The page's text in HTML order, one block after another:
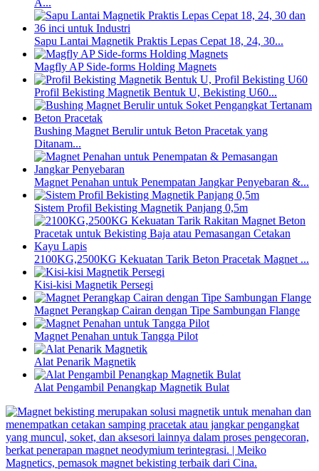
A...
Sapu Lantai Magnetik Praktis Lepas Cepat 18, 24, 30...
Magfly AP Side-forms Holding Magnets
Profil Bekisting Magnetik Bentuk U, Bekisting U60...
Bushing Magnet Berulir untuk Beton Pracetak yang
Ditanam...
Magnet Penahan untuk Penempatan Jangkar Penyebaran &...
Sistem Profil Bekisting Magnetik Panjang 0,5m
2100KG,2500KG Kekuatan Tarik Beton Pracetak Magnet ...
Kisi-kisi Magnetik Persegi
Magnet Perangkap Cairan dengan Tipe Sambungan Flange
Magnet Penahan untuk Tangga Pilot
Alat Penarik Magnetik
Alat Pengambil Penangkap Magnetik Bulat